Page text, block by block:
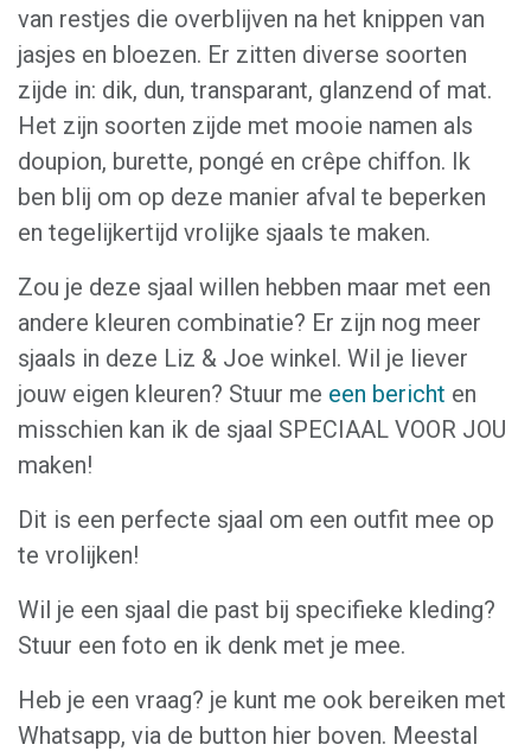
van restjes die overblijven na het knippen van
jasjes en bloezen. Er zitten diverse soorten
zijde in: dik, dun, transparant, glanzend of mat.
Het zijn soorten zijde met mooie namen als
doupion, burette, pongé en crêpe chiffon. Ik
ben blij om op deze manier afval te beperken
en tegelijkertijd vrolijke sjaals te maken.
Zou je deze sjaal willen hebben maar met een
andere kleuren combinatie? Er zijn nog meer
sjaals in deze Liz & Joe winkel. Wil je liever
jouw eigen kleuren? Stuur me een bericht en
misschien kan ik de sjaal SPECIAAL VOOR JOU
maken!
Dit is een perfecte sjaal om een outfit mee op
te vrolijken!
Wil je een sjaal die past bij specifieke kleding?
Stuur een foto en ik denk met je mee.
Heb je een vraag? je kunt me ook bereiken met
Whatsapp, via de button hier boven. Meestal